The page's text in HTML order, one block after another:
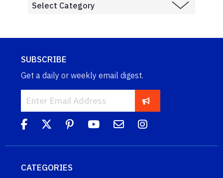
SUBSCRIBE
Get a daily or weekly email digest.
CATEGORIES